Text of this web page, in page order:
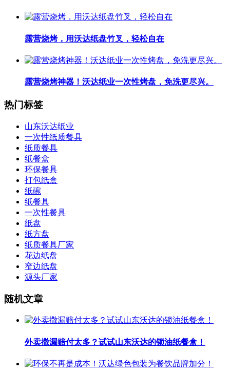
露营烧烤，用沃达纸盘竹叉，轻松自在
露营烧烤神器！沃达纸业一次性烤盘，免洗更尽兴。
热门标签
山东沃达纸业
一次性纸质餐具
纸质餐具
纸餐盒
环保餐具
打包纸盒
纸碗
纸餐具
一次性餐具
纸盘
纸方盘
纸质餐具厂家
花边纸盘
窄边纸盘
源头厂家
随机文章
外卖撒漏赔付太多？试试山东沃达的锁油纸餐盒！